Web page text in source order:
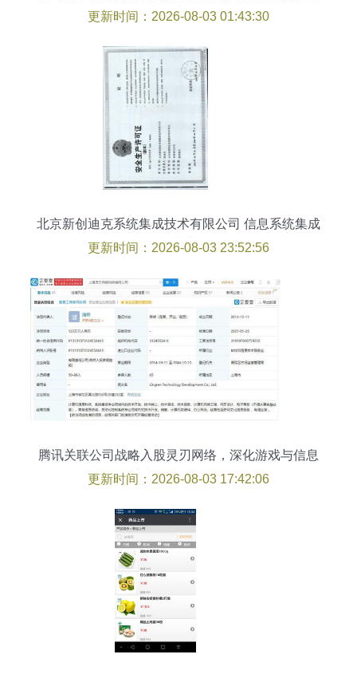
统集成服务
更新时间：2026-08-03 01:43:30
北京新创迪克系统集成技术有限公司 信息系统集成
服务的专业解析
更新时间：2026-08-03 23:52:56
腾讯关联公司战略入股灵刃网络，深化游戏与信息
系统集成服务布局
更新时间：2026-08-03 17:42:06